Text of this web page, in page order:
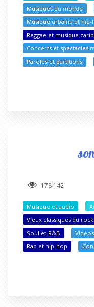
Musiques du monde
Musique urbaine et hip-
Reggae et musique
Concerts et spectacles
Paroles et partitions
178 142
Musique et audio
Vieux classiques du rock
Soul et R&B
Rap et hip-hop